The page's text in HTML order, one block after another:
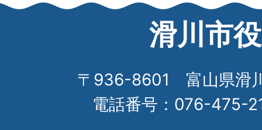
滑川市
〒936-8601 富山県滑
電話番号：076-475-